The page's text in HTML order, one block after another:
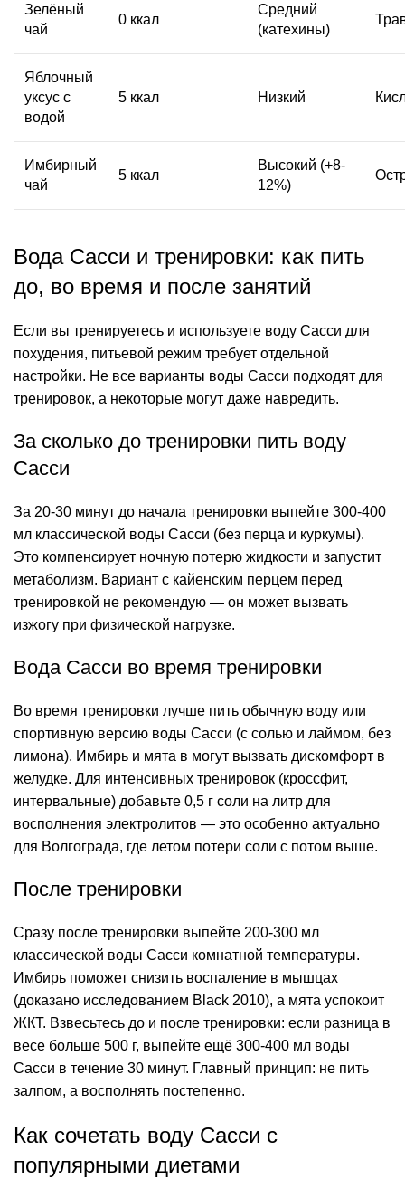
Зелёный
чай
0 ккал
Средний
(катехины)
Яблочный
уксус с
водой
5 ккал Низкий
Имбирный
чай
5 ккал
Высокий (+8-
12%)
Вода Сасси и тренировки: как пить
до, во время и после занятий
Если вы тренируетесь и используете воду Сасси для
похудения, питьевой режим требует отдельной
настройки. Не все варианты воды Сасси подходят для
тренировок, а некоторые могут даже навредить.
За сколько до тренировки пить воду
Сасси
За 20-30 минут до начала тренировки выпейте 300-400
мл классической воды Сасси (без перца и куркумы).
Это компенсирует ночную потерю жидкости и запустит
метаболизм. Вариант с кайенским перцем перед
тренировкой не рекомендую — он может вызвать
изжогу при физической нагрузке.
Вода Сасси во время тренировки
Во время тренировки лучше пить обычную воду или
спортивную версию воды Сасси (с солью и лаймом, без
лимона). Имбирь и мята в могут вызвать дискомфорт в
желудке. Для интенсивных тренировок (кроссфит,
интервальные) добавьте 0,5 г соли на литр для
восполнения электролитов — это особенно актуально
для Волгограда, где летом потери соли с потом выше.
После тренировки
Сразу после тренировки выпейте 200-300 мл
классической воды Сасси комнатной температуры.
Имбирь поможет снизить воспаление в мышцах
(доказано исследованием Black 2010), а мята успокоит
ЖКТ. Взвесьтесь до и после тренировки: если разница в
весе больше 500 г, выпейте ещё 300-400 мл воды
Сасси в течение 30 минут. Главный принцип: не пить
залпом, а восполнять постепенно.
Как сочетать воду Сасси с
популярными диетами